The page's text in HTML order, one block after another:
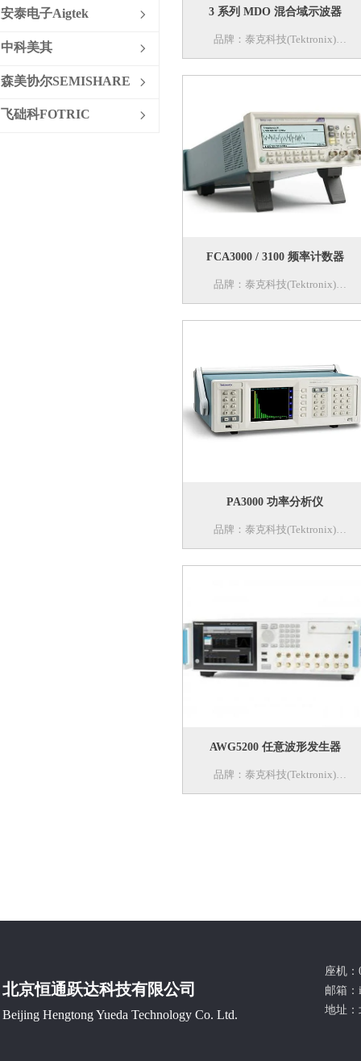
3 系列 MDO 混合域示波器
品牌：泰克科技(Tektronix)
型号：3系列MDO(3 Series MDO)
在小巧便携的示波器上体验高清晰度
大显示屏。屡获殊荣的触摸式界面将
您的学习曲线变成阶跃函数。独特的
内置频谱分析功能由选配变为标配，
其功能非常适合用于射频分析。
4根1GHz 无源探头，将1GHz示波器
测试系统整体性能提升1倍， 上升时
间从700ps 提升到350ps, 可以测试信
号几十甚至几百M 的高速信号。
FCA3000 / 3100 频率计数器
品牌：泰克科技(Tektronix)
型号： FCA3000 / FCA3100
微波计数器系列提供最高 20 GHz 的
测量，将许多种功能装入一台功能丰
富的仪器内。
具备优异的分辨率，可以捕获非常小
计、直方图和趋势图，让您拥有快速
准确分析信号所需的工具。
PA3000 功率分析仪
品牌：泰克科技(Tektronix)
型号：PA3000
1 至 3 相功率分析仪，适用于测试高
效率电源、LED 驱动器、家用电
器、逆变器和驱动器的。 用于根据
最新法规标准（如 VI Level、Energy
能耗和谐波。
AWG5200 任意波形发生器
品牌：泰克科技(Tektronix)
型号：AWG5200
ꁇ
安泰电子Aigtek
ꁇ
中科美其
ꁇ
森美协尔SEMISHARE
ꁇ
飞础科FOTRIC
座机
邮箱：
地址：
北京恒通跃达科技有限公司
Beijing Hengtong Yueda Technology Co. Ltd.